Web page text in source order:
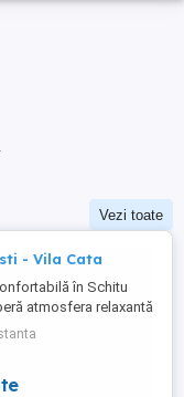
Vezi toate
- Vila Cata
în Schitu
atmosfera relaxantă
la Vila Cătălin,
vacanțe în familie,
sau grupuri organizate.
turiștilor 15